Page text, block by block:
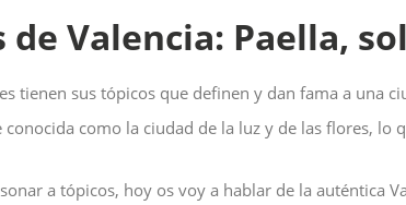
de Valencia: Paella,
tienen sus tópicos que definen y dan fama a una
conocida como la ciudad de la luz y de las flores, lo
a tópicos, hoy os voy a hablar de la auténtica